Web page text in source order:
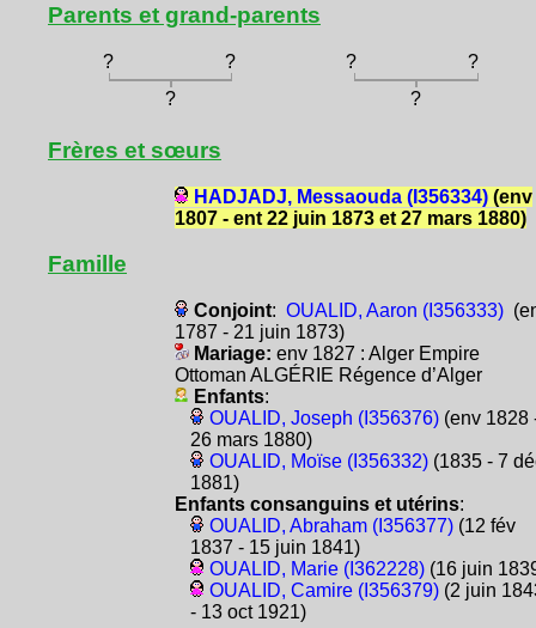
Parents et grand-parents
? ? ?
?
?
?
Frères et sœurs
HADJADJ, Messaouda (I356334)(env
1807 - ent 22 juin 1873 et 27 mars 1880)
Famille
Conjoint: OUALID, Aaron (I356333)
1787 - 21 juin 1873)
Mariage: env 1827 : Alger Empire
Ottoman ALGÉRIE Régence d’Alger
Enfants:
OUALID, Joseph (I356376)(env 1828
26 mars 1880)
OUALID, Moïse (I356332)(1835 - 7
1881)
Enfants consanguins et utérins:
OUALID, Abraham (I356377)(12 fév
1837 - 15 juin 1841)
OUALID, Marie (I362228)(16 juin
OUALID, Camire (I356379)(2 juin
- 13 oct 1921)